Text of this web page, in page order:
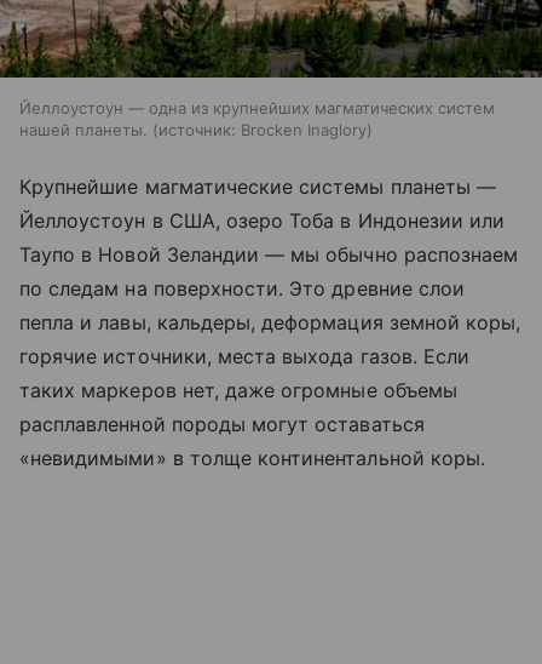
Йеллоустоун — одна из крупнейших магматических систем
нашей планеты.
источник: Brocken Inaglory
Крупнейшие магматические системы планеты —
Йеллоустоун в США, озеро Тоба в Индонезии или
Таупо в Новой Зеландии — мы обычно распознаем
по следам на поверхности. Это древние слои
пепла и лавы, кальдеры, деформация земной коры,
горячие источники, места выхода газов. Если
таких маркеров нет, даже огромные объемы
расплавленной породы могут оставаться
«невидимыми» в толще континентальной коры.